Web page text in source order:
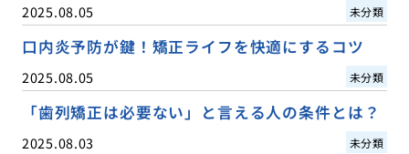
2025.08.05 未分類
口内炎予防が鍵！矯正ライフを快適にするコツ
2025.08.05 未分類
「歯列矯正は必要ない」と言える人の条件とは？
2025.08.03 未分類